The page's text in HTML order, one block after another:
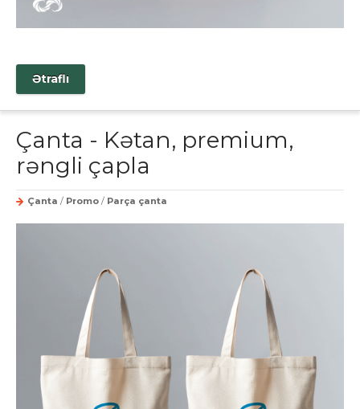
Ətraflı
Çanta - Kətan, premium,
rəngli çapla
Çanta / Promo / Parça çanta